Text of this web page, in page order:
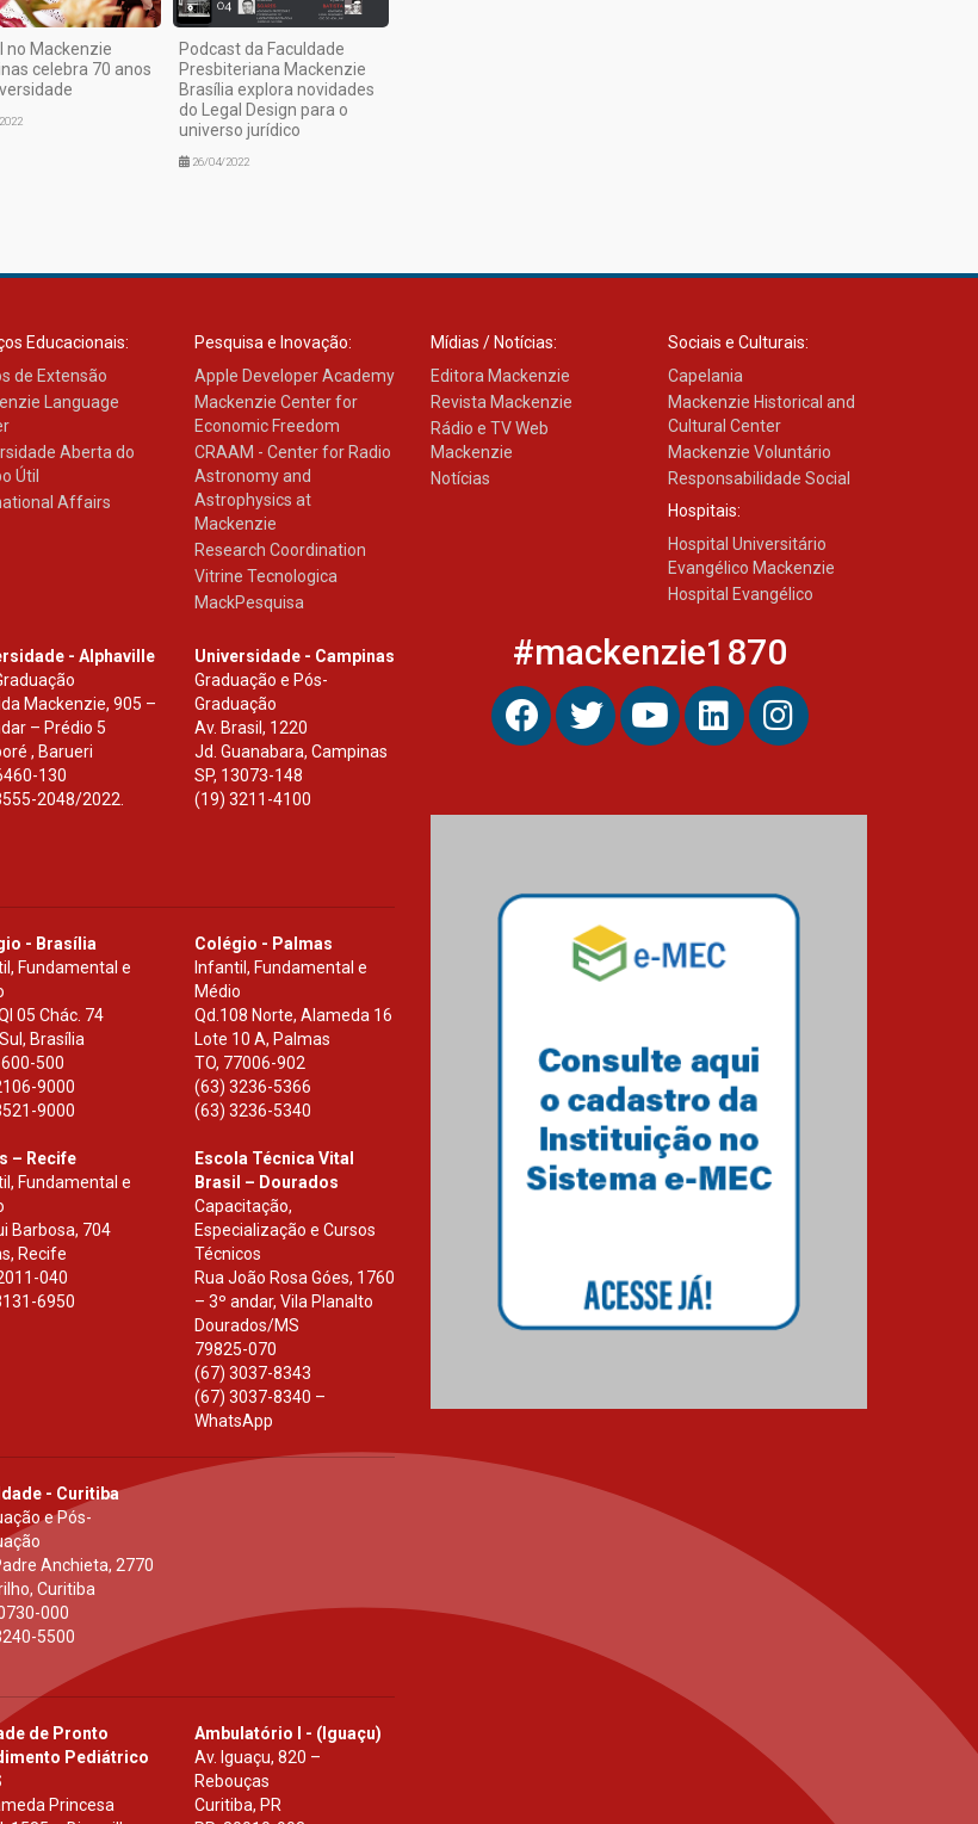
no Mackenzie
celebra 70 anos
Podcast da Faculdade
Presbiteriana Mackenzie
Brasília explora novidades
do Legal Design para o
universo jurídico
26/04/2022
Educacionais:
de Extensão
Language
Aberta do
Útil
Affairs
Pesquisa e Inovação:
Apple Developer Academy
Mackenzie Center for
Economic Freedom
CRAAM - Center for Radio
Astronomy and
Astrophysics at
Mackenzie
Research Coordination
Vitrine Tecnologica
MackPesquisa
Mídias / Notícias:
Editora Mackenzie
Revista Mackenzie
Rádio e TV Web
Mackenzie
Notícias
Sociais e Culturais:
Capelania
Mackenzie Historical and
Cultural Center
Mackenzie Voluntário
Responsabilidade Social
Hospitais:
Hospital Universitário
Evangélico Mackenzie
Hospital Evangélico
- Alphaville
Mackenzie, 905 –
– Prédio 5
, Barueri
130
2048/2022.
Universidade - Campinas
Graduação e Pós-
Graduação
Av. Brasil, 1220
Jd. Guanabara, Campinas
SP, 13073-148
(19) 3211-4100
- Brasília
Fundamental e
05 Chác. 74
Brasília
500
9000
9000
Colégio - Palmas
Infantil, Fundamental e
Médio
Qd.108 Norte, Alameda 16
Lote 10 A, Palmas
TO, 77006-902
(63) 3236-5366
(63) 3236-5340
– Recife
Fundamental e
Barbosa, 704
Recife
040
6950
Escola Técnica Vital
Brasil – Dourados
Capacitação,
Especialização e Cursos
Técnicos
Rua João Rosa Góes, 1760
– 3º andar, Vila Planalto
Dourados/MS
79825-070
(67) 3037-8343
(67) 3037-8340 –
WhatsApp
- Curitiba
e Pós-
Anchieta, 2770
Curitiba
000
5500
de Pronto
Pediátrico
Princesa
Ambulatório I - (Iguaçu)
Av. Iguaçu, 820 –
Rebouças
Curitiba, PR
#mackenzie1870